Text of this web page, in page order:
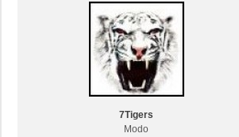
7Tigers
Modo